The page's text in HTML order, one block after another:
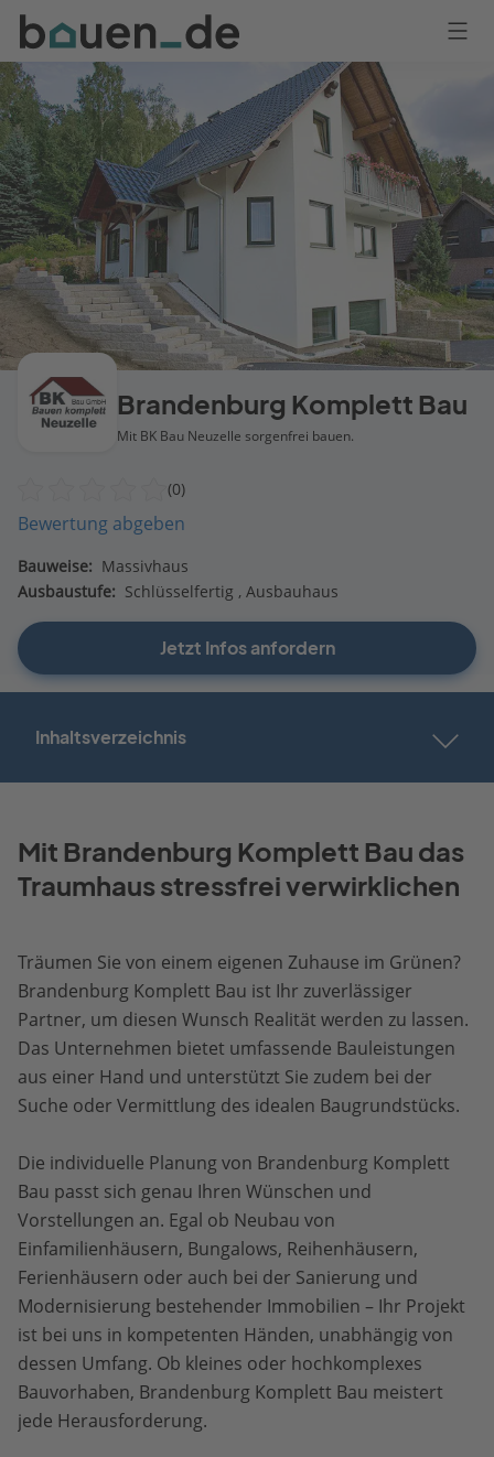
Bauen
Logo
Anmelden
Brandenburg Komplett Bau
Mit BK Bau Neuzelle sorgenfrei bauen.
(0)
Bewertung abgeben
Bauweise: Massivhaus
Ausbaustufe: Schlüsselfertig Ausbauhaus
Jetzt Infos anfordern
Inhaltsverzeichnis
Mit Brandenburg Komplett Bau das
Traumhaus stressfrei verwirklichen
Träumen Sie von einem eigenen Zuhause im Grünen?
Brandenburg Komplett Bau ist Ihr zuverlässiger
Partner, um diesen Wunsch Realität werden zu lassen.
Das Unternehmen bietet umfassende Bauleistungen
aus einer Hand und unterstützt Sie zudem bei der
Suche oder Vermittlung des idealen Baugrundstücks.
Die individuelle Planung von Brandenburg Komplett
Bau passt sich genau Ihren Wünschen und
Vorstellungen an. Egal ob Neubau von
Einfamilienhäusern, Bungalows, Reihenhäusern,
Ferienhäusern oder auch bei der Sanierung und
Modernisierung bestehender Immobilien – Ihr Projekt
ist bei uns in kompetenten Händen, unabhängig von
dessen Umfang. Ob kleines oder hochkomplexes
Bauvorhaben, Brandenburg Komplett Bau meistert
jede Herausforderung.